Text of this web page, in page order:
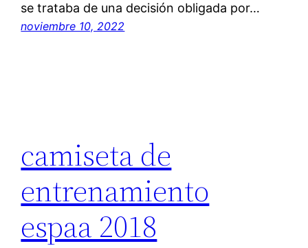
se trataba de una decisión obligada por…
noviembre 10, 2022
camiseta de
entrenamiento
espaa 2018